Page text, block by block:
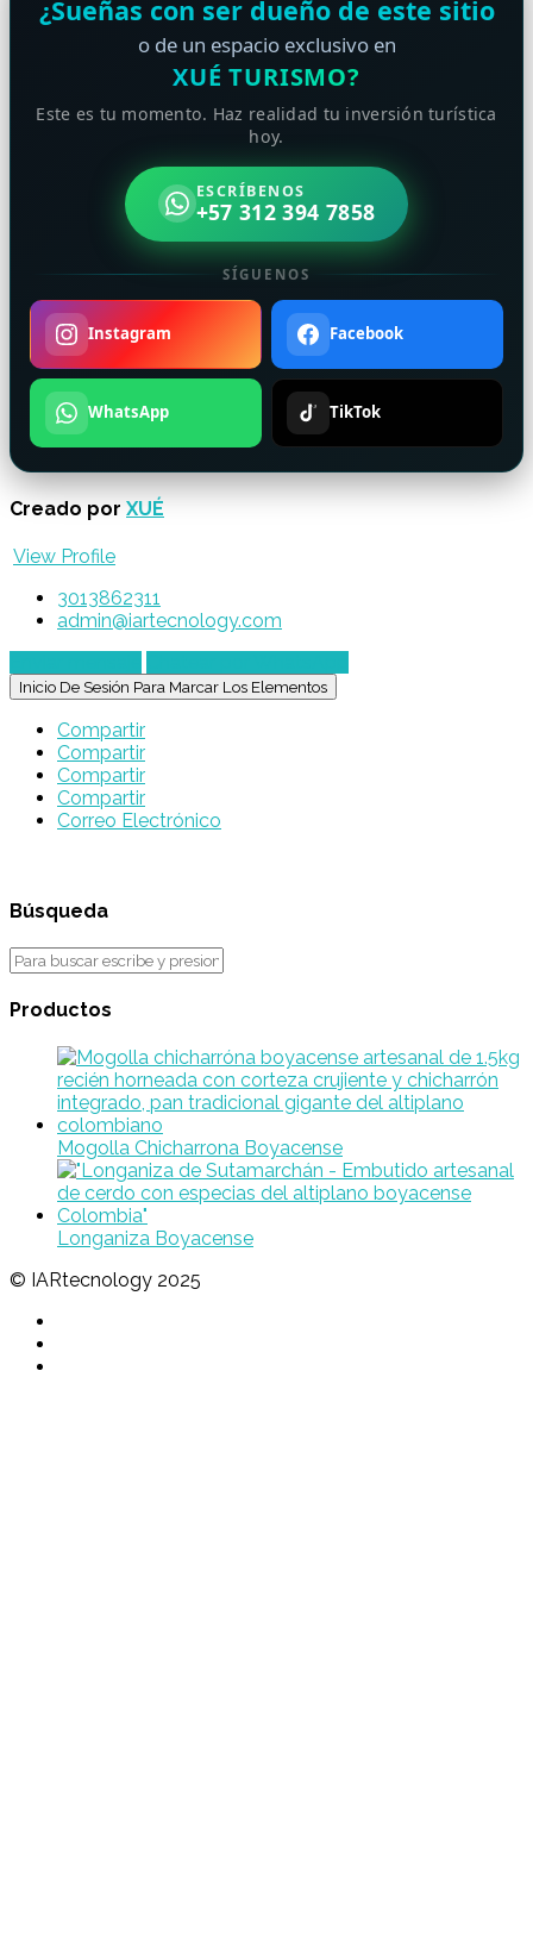
¿Sueñas con ser dueño de este sitio
o de un espacio exclusivo en
XUÉ TURISMO?
Este es tu momento. Haz realidad tu inversión turística
hoy.
ESCRÍBENOS
+57 312 394 7858
SÍGUENOS
Instagram Facebook
WhatsApp TikTok
Creado por XUÉ
View Profile
3013862311
admin@iartecnology.com
Inicio De Sesión Para Marcar Los Elementos
Compartir
Compartir
Compartir
Compartir
Correo Electrónico
Búsqueda
Productos
Mogolla Chicharrona Boyacense
Longaniza Boyacense
© IARtecnology 2025